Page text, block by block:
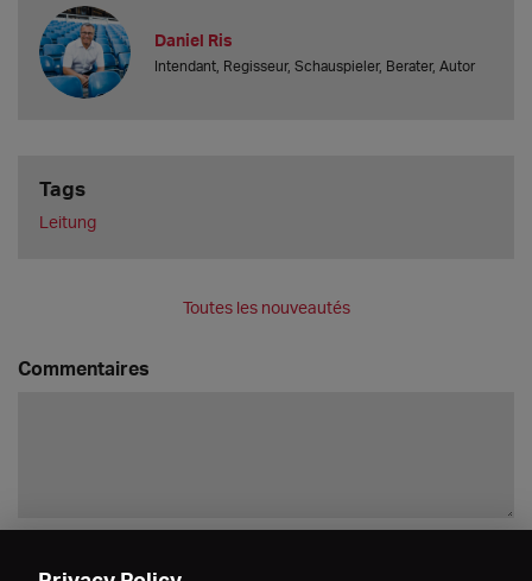
Daniel Ris
Intendant, Regisseur, Schauspieler, Berater, Autor
Tags
Leitung
Toutes les nouveautés
Commentaires